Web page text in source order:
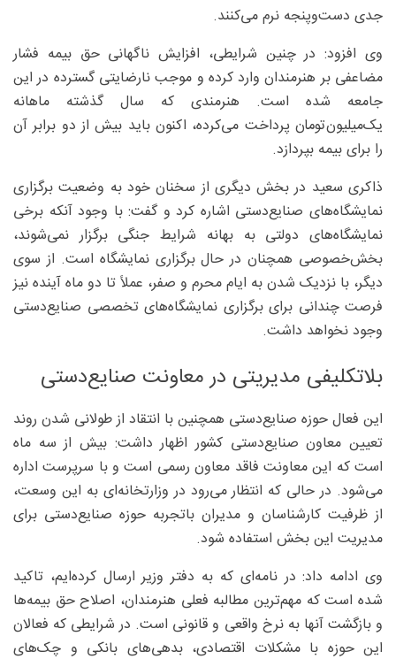
جدی دست‌وپنجه نرم می‌کنند.
وی افزود: در چنین شرایطی، افزایش ناگهانی حق بیمه فشار
مضاعفی بر هنرمندان وارد کرده و موجب نارضایتی گسترده در این
جامعه شده است. هنرمندی که سال گذشته ماهانه
یک‌میلیون‌تومان پرداخت می‌کرده، اکنون باید بیش از دو برابر آن
را برای بیمه بپردازد.
ذاکری سعید در بخش دیگری از سخنان خود به وضعیت برگزاری
نمایشگاه‌های صنایع‌دستی اشاره کرد و گفت: با وجود آنکه برخی
نمایشگاه‌های دولتی به بهانه شرایط جنگی برگزار نمی‌شوند،
بخش‌خصوصی همچنان در حال برگزاری نمایشگاه است. از سوی
دیگر، با نزدیک شدن به ایام محرم و صفر، عملاً تا دو ماه آینده نیز
فرصت چندانی برای برگزاری نمایشگاه‌های تخصصی صنایع‌دستی
وجود نخواهد داشت.
بلاتکلیفی مدیریتی در معاونت صنایع‌دستی
این فعال حوزه صنایع‌دستی همچنین با انتقاد از طولانی شدن روند
تعیین معاون صنایع‌دستی کشور اظهار داشت: بیش از سه ماه
است که این معاونت فاقد معاون رسمی است و با سرپرست اداره
می‌شود. در حالی که انتظار می‌رود در وزارتخانه‌ای به این وسعت،
از ظرفیت کارشناسان و مدیران باتجربه حوزه صنایع‌دستی برای
مدیریت این بخش استفاده شود.
وی ادامه داد: در نامه‌ای که به دفتر وزیر ارسال کرده‌ایم، تاکید
شده است که مهم‌ترین مطالبه فعلی هنرمندان، اصلاح حق بیمه‌ها
و بازگشت آنها به نرخ واقعی و قانونی است. در شرایطی که فعالان
این حوزه با مشکلات اقتصادی، بدهی‌های بانکی و چک‌های